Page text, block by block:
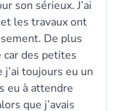
son sérieux. J’ai
les travaux ont
De plus
car des petites
toujours eu un
eu à attendre
que j’avais